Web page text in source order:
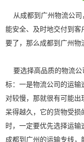
从成都到广州物流公司
能安全、及时地交付到
要了，那么成都到广州物
要选择高品质的物流公
标：一是物流公司的运输
对较慢，那就很有可能出
呆得越久，它的货物受损
时，一定要优先选择运
成都到广州的运输专线，